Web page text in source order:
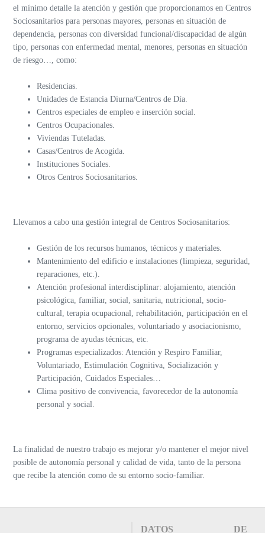
el mínimo detalle la atención y gestión que proporcionamos en Centros
Sociosanitarios para personas mayores, personas en situación de
dependencia, personas con diversidad funcional/discapacidad de algún
tipo, personas con enfermedad mental, menores, personas en situación
de riesgo…, como:
Residencias.
Unidades de Estancia Diurna/Centros de Día.
Centros especiales de empleo e inserción social.
Centros Ocupacionales.
Viviendas Tuteladas.
Casas/Centros de Acogida.
Instituciones Sociales.
Otros Centros Sociosanitarios.
Llevamos a cabo una gestión integral de Centros Sociosanitarios:
Gestión de los recursos humanos, técnicos y materiales.
Mantenimiento del edificio e instalaciones (limpieza, seguridad,
reparaciones, etc.).
Atención profesional interdisciplinar: alojamiento, atención
psicológica, familiar, social, sanitaria, nutricional, socio-
cultural, terapia ocupacional, rehabilitación, participación en el
entorno, servicios opcionales, voluntariado y asociacionismo,
programa de ayudas técnicas, etc.
Programas especializados: Atención y Respiro Familiar,
Voluntariado, Estimulación Cognitiva, Socialización y
Participación, Cuidados Especiales…
Clima positivo de convivencia, favorecedor de la autonomía
personal y social.
La finalidad de nuestro trabajo es mejorar y/o mantener el mejor nivel
posible de autonomía personal y calidad de vida, tanto de la persona
que recibe la atención como de su entorno socio-familiar.
DATOS DE